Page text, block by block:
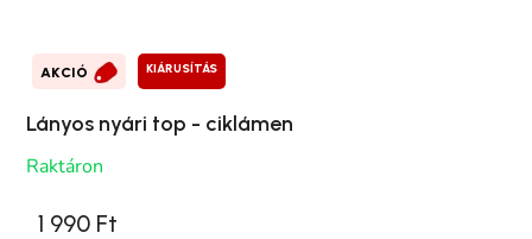
AKCIÓ KIÁRUSÍTÁS
Lányos nyári top - ciklámen
Raktáron
1 990 Ft